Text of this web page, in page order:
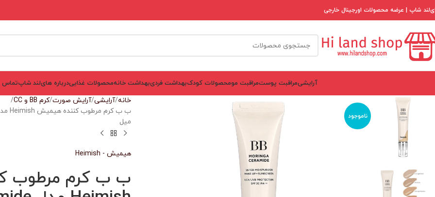
شاپ | عرضه محصولات اورجینال خارجی
آرایشیمراقبت پوستمراقبت مومحصولات کودکبهداشت فردیبهداشت خانهمحصولات غذاییدرباره های‌لند شاپتماس
ناموجود
خانه آرایشی آرایش صورت کرم BB و CC
میل
هیمیش - Heimish
ب ب کرم مرطوب